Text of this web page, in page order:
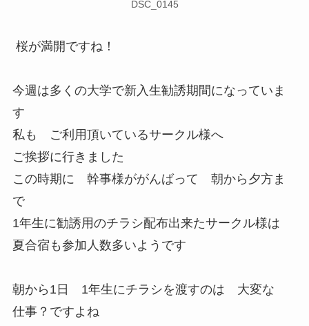
DSC_0145
桜が満開ですね！
今週は多くの大学で新入生勧誘期間になっていま
す
私も ご利用頂いているサークル様へ
ご挨拶に行きました
この時期に 幹事様ががんばって 朝から夕方ま
で
1年生に勧誘用のチラシ配布出来たサークル様は
夏合宿も参加人数多いようです
朝から1日 1年生にチラシを渡すのは 大変な
仕事？ですよね